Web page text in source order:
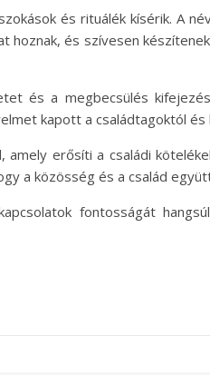
és rituálék kísérik. A
hoznak, és szívesen
és a megbecsülés
kapott a családtagoktól
erősíti a családi
a közösség és a család
fontosságát